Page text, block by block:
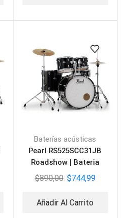
Baterías acústicas
Pearl RS525SCC31JB
Roadshow | Bateria
Acústica Jet Black
$890,00 $744,99
Añadir Al Carrito